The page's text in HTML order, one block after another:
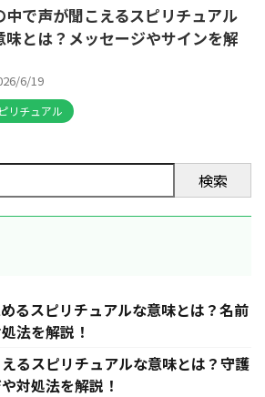
中で声が聞こえるスピリチュアル
味とは？メッセージやサインを解
6/19
リチュアル
検索
るスピリチュアルな意味とは？名前
法を解説！
るスピリチュアルな意味とは？守護
対処法を解説！